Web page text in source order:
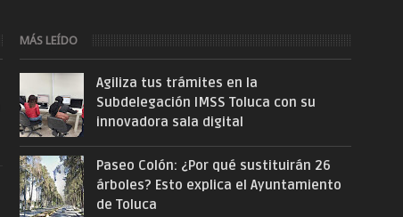
MÁS LEÍDO
Agiliza tus trámites en la
Subdelegación IMSS Toluca con su
innovadora sala digital
Paseo Colón: ¿Por qué sustituirán 26
árboles? Esto explica el Ayuntamiento
de Toluca